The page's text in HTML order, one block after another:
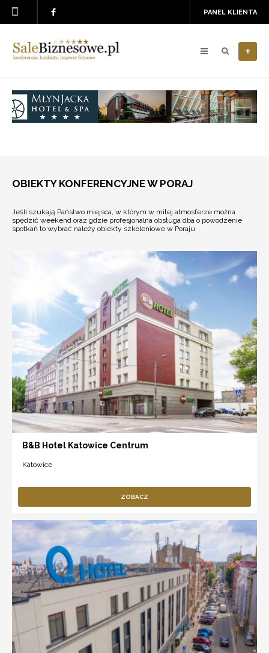
PANEL KLIENTA
+
OBIEKTY KONFERENCYJNE W PORAJ
Jeśli szukają Państwo miejsca, w którym w miłej atmosferze można
spędzić weekend oraz gdzie profesjonalna obsługa dba o powodzenie
spotkań to wybrać należy obiekty szkoleniowe w Poraju
B&B Hotel Katowice Centrum
Katowice
ZOBACZ